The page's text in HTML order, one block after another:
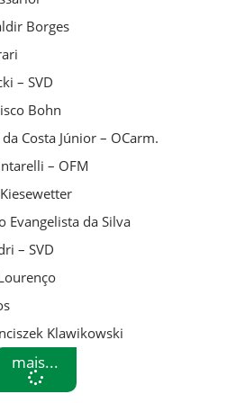
Borges
– SVD
Bohn
Costa Júnior – OCarm.
– OFM
Evangelista da Silva
– SVD
Klawikowski
mais...